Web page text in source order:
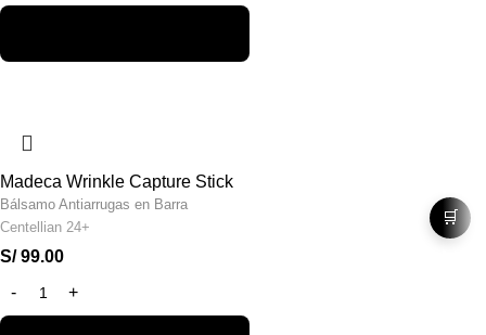
Madeca Wrinkle Capture Stick
Bálsamo Antiarrugas en Barra
Centellian 24+
S/99.00
🛒